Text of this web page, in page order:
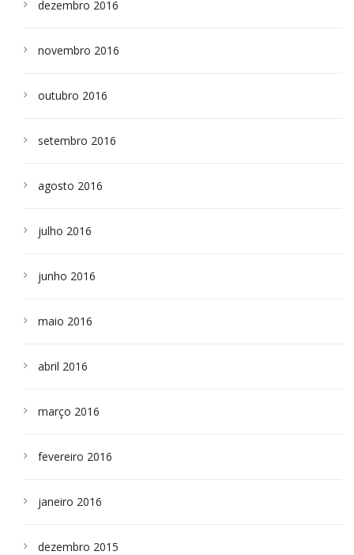
dezembro 2016
novembro 2016
outubro 2016
setembro 2016
agosto 2016
julho 2016
junho 2016
maio 2016
abril 2016
março 2016
fevereiro 2016
janeiro 2016
dezembro 2015